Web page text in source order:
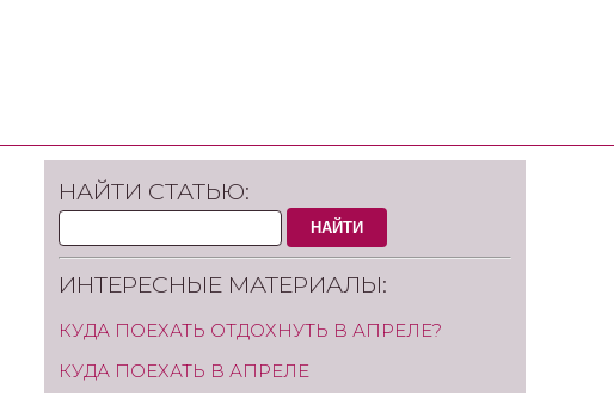
НАЙТИ СТАТЬЮ:
НАЙТИ
ИНТЕРЕСНЫЕ МАТЕРИАЛЫ:
КУДА ПОЕХАТЬ ОТДОХНУТЬ В АПРЕЛЕ?
КУДА ПОЕХАТЬ В АПРЕЛЕ